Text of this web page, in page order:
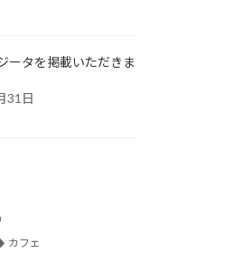
ータを掲載いただきま
31日
カフェ